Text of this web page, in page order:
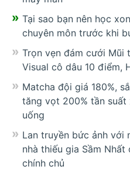
Tại sao bạn nên học
chuyên môn trước khi
Trọn vẹn đám cưới Mũi
Visual cô dâu 10 điểm,
Matcha đội giá 180%,
tăng vọt 200% tần suất
uống
Lan truyền bức ảnh với
nhà thiếu gia Sầm Nhất
chính chủ